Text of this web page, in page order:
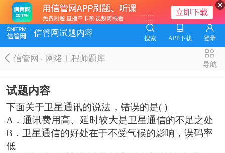
信管网试题内容
搜索 APP下载 登录
信管网 - 网络工程师题库
导航
试题内容
下面关于卫星通讯的说法，错误的是( )
A．通讯费用高、延时较大是卫星通信的不足之处
B．卫星通信的好处在于不受气候的影响，误码率
低